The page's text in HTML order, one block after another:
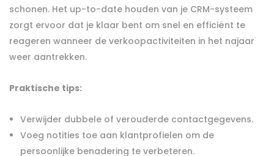
schonen. Het up-to-date houden van je CRM-systeem
zorgt ervoor dat je klaar bent om snel en efficiënt te
reageren wanneer de verkoopactiviteiten in het najaar
weer aantrekken.
Praktische tips:
Verwijder dubbele of verouderde contactgegevens.
Voeg notities toe aan klantprofielen om de
persoonlijke benadering te verbeteren.